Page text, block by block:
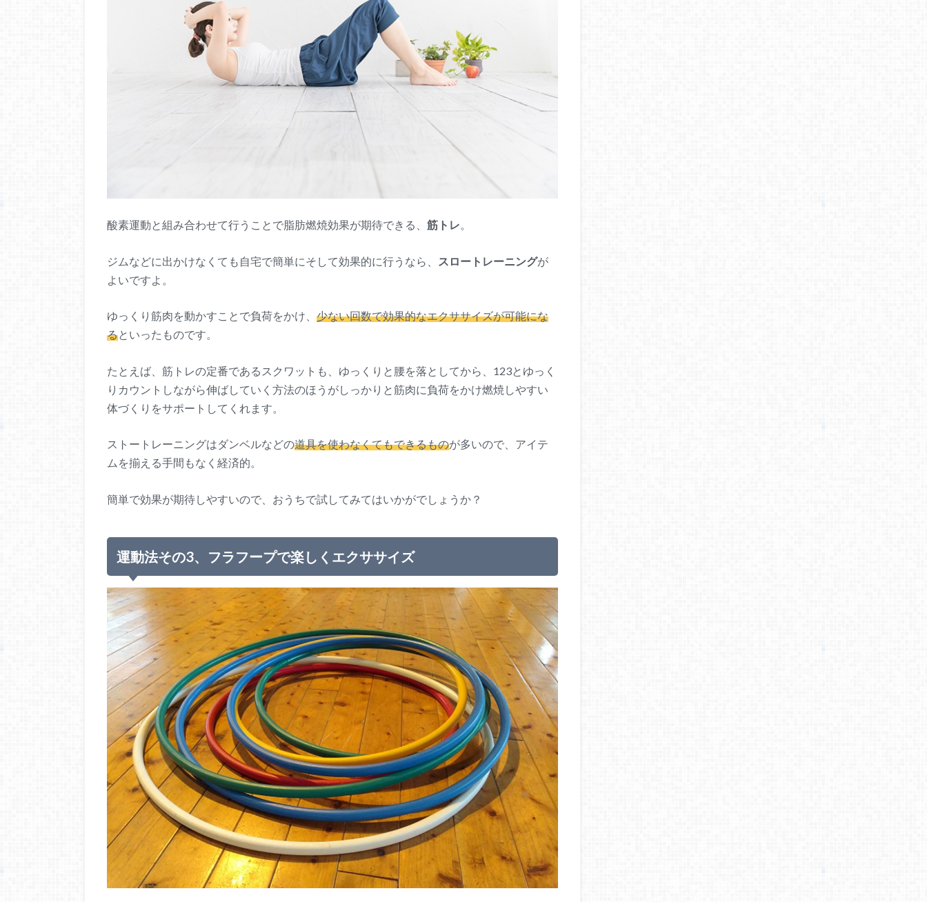
酸素運動と組み合わせて行うことで脂肪燃焼効果が期待できる、 筋トレ。
ジムなどに出かけなくても自宅で簡単にそして効果的に行うなら、 スロートレーニングが
よいですよ。
ゆっくり筋肉を動かすことで負荷をかけ、 少ない回数で効果的なエクササイズが可能にな
るといったものです。
たとえば、筋トレの定番であるスクワットも、ゆっくりと腰を落としてから、123とゆっく
りカウントしながら伸ばしていく方法のほうがしっかりと筋肉に負荷をかけ燃焼しやすい
体づくりをサポートしてくれます。
ストートレーニングはダンベルなどの道具を使わなくてもできるものが多いので、アイテ
ムを揃える手間もなく経済的。
簡単で効果が期待しやすいので、おうちで試してみてはいかがでしょうか？
運動法その3、フラフープで楽しくエクササイズ